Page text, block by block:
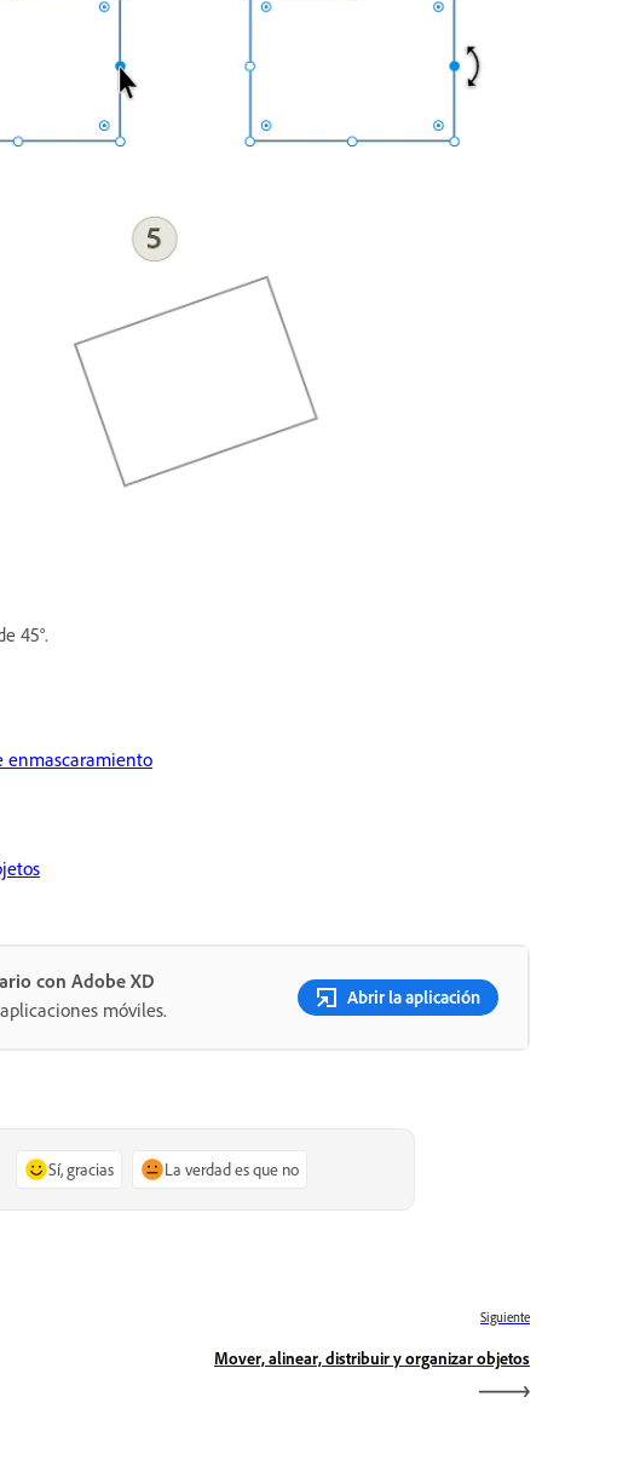
45°.
enmascaramiento
con Adobe XD
móviles.
Abrir la aplicación
Sí, gracias La verdad es que no
Siguiente
Mover, alinear, distribuir y organizar objetos